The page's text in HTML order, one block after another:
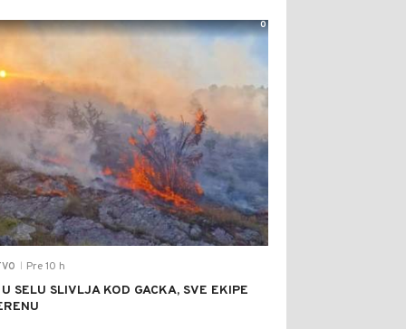
Pre 10 h
SELU SLIVLJA KOD GACKA, SVE EKIPE
0